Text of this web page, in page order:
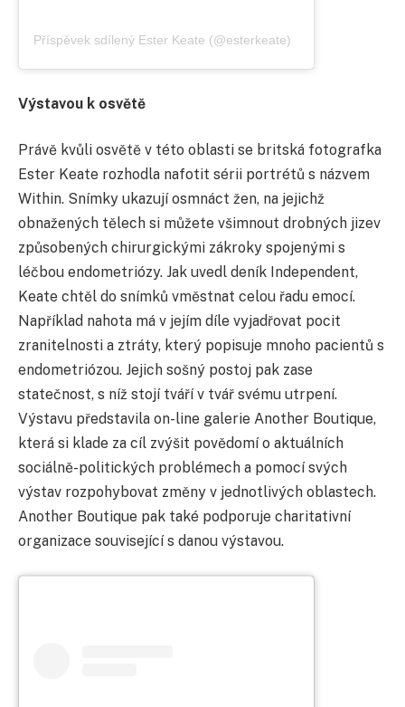
Příspěvek sdílený Ester Keate (@esterkeate)
Výstavou k osvětě
Právě kvůli osvětě v této oblasti se britská fotografka
Ester Keate rozhodla nafotit sérii portrétů s názvem
Within. Snímky ukazují osmnáct žen, na jejichž
obnažených tělech si můžete všimnout drobných jizev
způsobených chirurgickými zákroky spojenými s
léčbou endometriózy. Jak uvedl deník Independent,
Keate chtěl do snímků vměstnat celou řadu emocí.
Například nahota má v jejím díle vyjadřovat pocit
zranitelnosti a ztráty, který popisuje mnoho pacientů s
endometriózou. Jejich sošný postoj pak zase
statečnost, s níž stojí tváří v tvář svému utrpení.
Výstavu představila on-line galerie Another Boutique,
která si klade za cíl zvýšit povědomí o aktuálních
sociálně-politických problémech a pomocí svých
výstav rozpohybovat změny v jednotlivých oblastech.
Another Boutique pak také podporuje charitativní
organizace související s danou výstavou.